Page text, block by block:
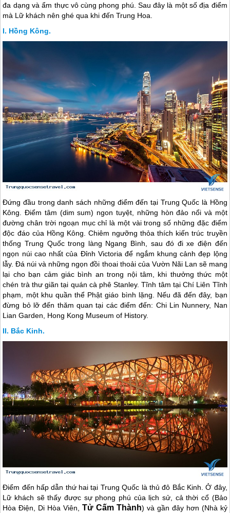
đa dạng và ẩm thực vô cùng phong phú. Sau đây là một số địa điểm
mà Lữ khách nên ghé qua khi đến Trung Hoa.
Hồng Kông.
Đứng đầu trong danh sách những điểm đến tại Trung Quốc là Hồng
Kông . Điểm tâm (dim sum) ngon tuyệt, những hòn đảo nổi và một
đường chân trời ngoạn mục chỉ là một vài trong số những đặc điểm
độc đáo của Hồng Kông . Chiêm ngưỡng thỏa thích kiến trúc truyền
thốngTrung Quốctrong làng Ngang Bình, sau đó đi xe điện đến
ngọn núi cao nhất của Đỉnh Victoria để ngắm khung cảnh đẹp lộng
lẫy. Đá núi và những ngọn đồi thoai thoải của Vườn Nãi Lan sẽ mang
lại cho bạn cảm giác bình an trong nội tâm, khi thưởng thức một
chén trà thư giãn tại quán cà phê Stanley. Tĩnh tâm tại Chí Liên Tĩnh
phạm, một khu quần thể Phật giáo bình lặng. Nếu đã đến đây, bạn
đừng bỏ lỡ đến thăm quan tại các điểm đến: Chi Lin Nunnery, Nan
Lian Garden, Hong Kong Museum of History.
Bắc Kinh.
Điểm đến hấp dẫn thứ hai tại Trung Quốc là thủ đô Bắc Kinh. Ở đây,
Lữ khách sẽ thấy được sự phong phú của lịch sử, cả thời cổ (Bảo
Hòa Điện, Di Hòa Viên, Tử Cấm Thành) và gần đây hơn (Nhà kỷ